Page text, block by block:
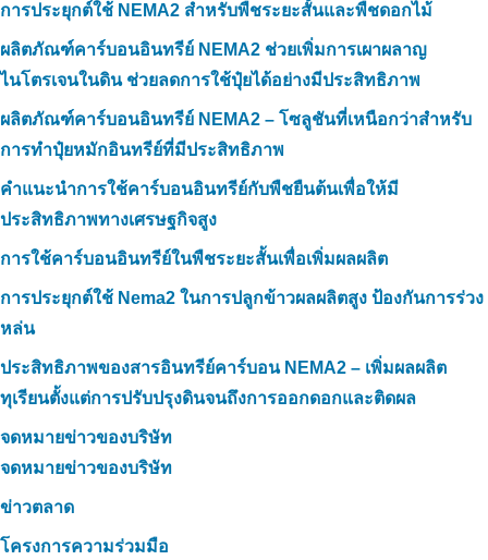
การประยุกต์ใช้ NEMA2 สำหรับพืชระยะสั้นและพืชดอกไม้
ผลิตภัณฑ์คาร์บอนอินทรีย์ NEMA2 ช่วยเพิ่มการเผาผลาญ
ไนโตรเจนในดิน ช่วยลดการใช้ปุ๋ยได้อย่างมีประสิทธิภาพ
ผลิตภัณฑ์คาร์บอนอินทรีย์ NEMA2 – โซลูชันที่เหนือกว่าสำหรับ
การทำปุ๋ยหมักอินทรีย์ที่มีประสิทธิภาพ
คำแนะนำการใช้คาร์บอนอินทรีย์กับพืชยืนต้นเพื่อให้มี
ประสิทธิภาพทางเศรษฐกิจสูง
การใช้คาร์บอนอินทรีย์ในพืชระยะสั้นเพื่อเพิ่มผลผลิต
การประยุกต์ใช้ Nema2 ในการปลูกข้าวผลผลิตสูง ป้องกันการร่วง
หล่น
ประสิทธิภาพของสารอินทรีย์คาร์บอน NEMA2 – เพิ่มผลผลิต
ทุเรียนตั้งแต่การปรับปรุงดินจนถึงการออกดอกและติดผล
จดหมายข่าวของบริษัท
จดหมายข่าวของบริษัท
ข่าวตลาด
โครงการความร่วมมือ